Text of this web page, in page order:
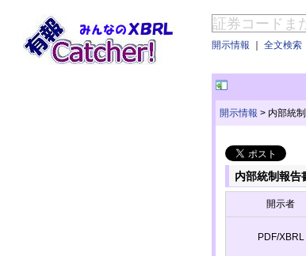
開示情報 ｜ 全文検索
開示情報 > 内部統
内部統制報告
開示者
PDF/XBRL